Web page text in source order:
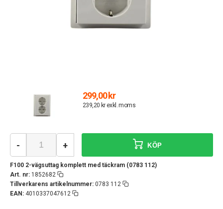
299,00 kr
239,20 kr exkl. moms
F100 2-vägsuttag komplett med täckram (0783 112)
Art. nr: 1852682
Tillverkarens artikelnummer: 0783 112
EAN: 4010337047612
- + KÖP